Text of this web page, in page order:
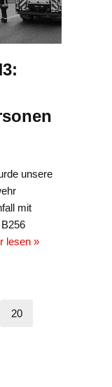
unsere
mit
lesen »
20